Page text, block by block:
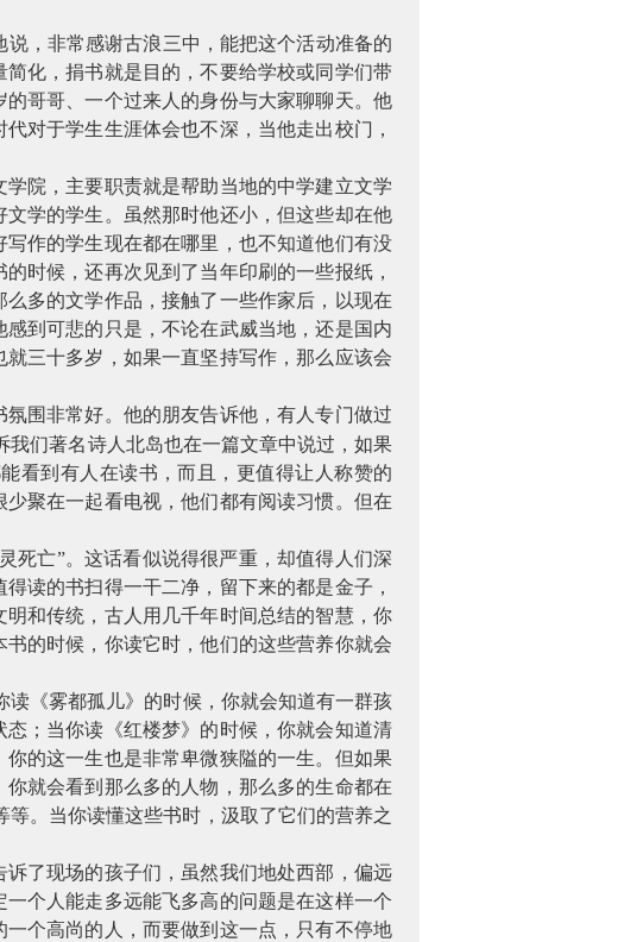
，非常感谢古浪三中，能把这个活动准备的
化，捐书就是目的，不要给学校或同学们带
哥哥、一个过来人的身份与大家聊聊天。他
对于学生生涯体会也不深，当他走出校门，
院，主要职责就是帮助当地的中学建立文学
学的学生。虽然那时他还小，但这些却在他
作的学生现在都在哪里，也不知道他们有没
时候，还再次见到了当年印刷的一些报纸，
多的文学作品，接触了一些作家后，以现在
到可悲的只是，不论在武威当地，还是国内
三十多岁，如果一直坚持写作，那么应该会
围非常好。他的朋友告诉他，有人专门做过
我们著名诗人北岛也在一篇文章中说过，如果
看到有人在读书，而且，更值得让人称赞的
聚在一起看电视，他们都有阅读习惯。但在
死亡”。这话看似说得很严重，却值得人们深
读的书扫得一干二净，留下来的都是金子，
和传统，古人用几千年时间总结的智慧，你
的时候，你读它时，他们的这些营养你就会
《雾都孤儿》的时候，你就会知道有一群孩
；当你读《红楼梦》的时候，你就会知道清
的这一生也是非常卑微狭隘的一生。但如果
就会看到那么多的人物，那么多的生命都在
。当你读懂这些书时，汲取了它们的营养之
了现场的孩子们，虽然我们地处西部，偏远
个人能走多远能飞多高的问题是在这样一个
个高尚的人，而要做到这一点，只有不停地